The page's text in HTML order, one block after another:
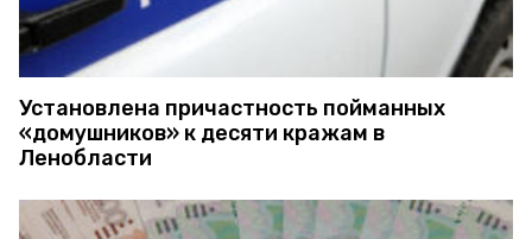
Установлена причастность пойманных
«домушников» к десяти кражам в
Ленобласти